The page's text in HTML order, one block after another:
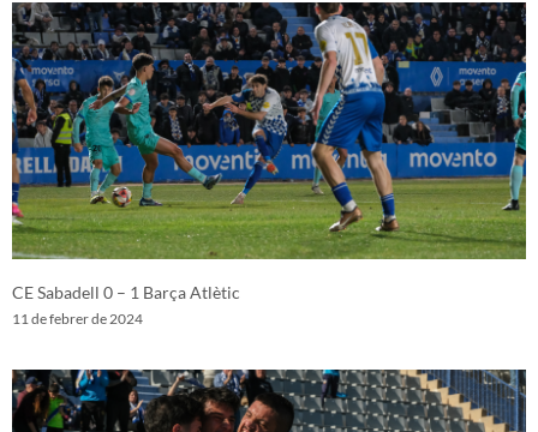
CE Sabadell 0 – 1 Barça Atlètic
11 de febrer de 2024